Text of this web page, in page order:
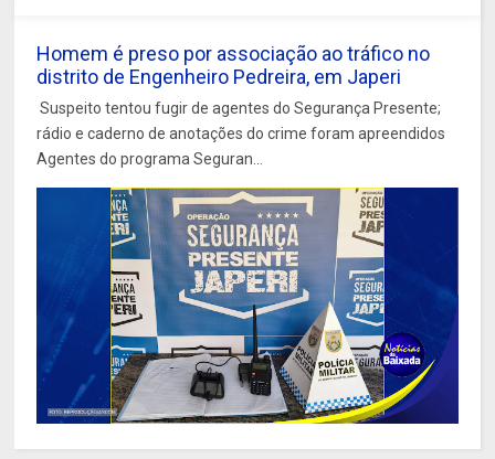
Homem é preso por associação ao tráfico no
distrito de Engenheiro Pedreira, em Japeri
Suspeito tentou fugir de agentes do Segurança Presente;
rádio e caderno de anotações do crime foram apreendidos
Agentes do programa Seguran...